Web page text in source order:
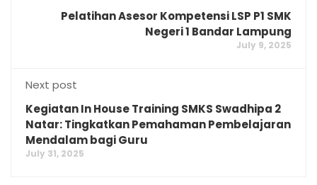
Pelatihan Asesor Kompetensi LSP P1 SMK
Negeri 1 Bandar Lampung
July 9, 2025
Next post
Kegiatan In House Training SMKS Swadhipa 2
Natar: Tingkatkan Pemahaman Pembelajaran
Mendalam bagi Guru
July 31, 2025